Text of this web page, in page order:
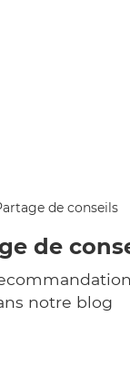
de
notre blog